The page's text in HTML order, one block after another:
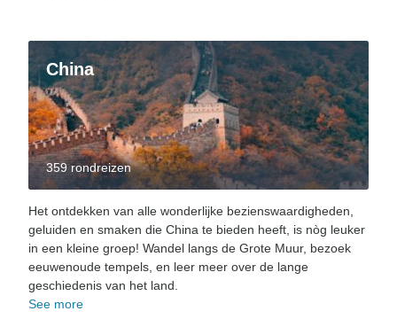
China
359 rondreizen
Het ontdekken van alle wonderlijke bezienswaardigheden,
geluiden en smaken die China te bieden heeft, is nòg leuker
in een kleine groep! Wandel langs de Grote Muur, bezoek
eeuwenoude tempels, en leer meer over de lange
geschiedenis van het land.
See more